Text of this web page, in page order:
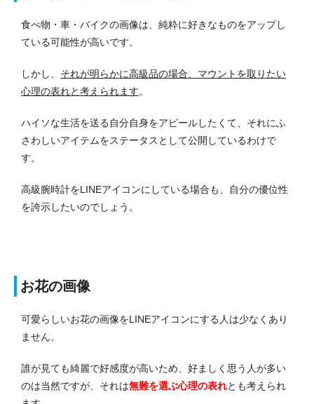
食べ物・車・バイクの画像は、純粋に好きなものをアップし
ている可能性が高いです。
しかし、 それが明らかに高級品の場合、マウントを取りたい
心理の表れと考えられます。
ハイソな生活を送る自分自身をアピールしたくて、それにふ
さわしいアイテムをステータスとして公開しているわけで
す。
高級腕時計をLINEアイコンにしている場合も、自分の優位性
を誇示したいのでしょう。
お花の画像
可愛らしいお花の画像をLINEアイコンにする人は少なくあり
ません。
誰が見ても綺麗で好感度が高いため、好ましく思う人が多い
のは当然ですが、それは無難を選ぶ心理の表れとも考えられ